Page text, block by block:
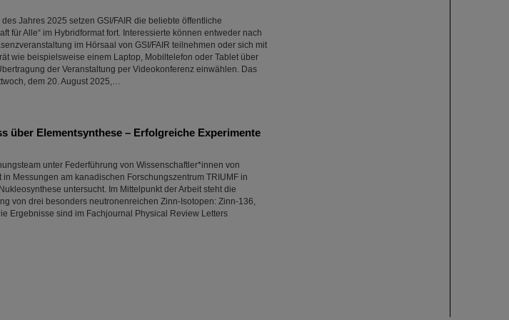
Jahres 2025 setzen GSI/FAIR die beliebte öffentliche
für Alle“ im Hybridformat fort. Interessierte können entweder nach
im Hörsaal von GSI/FAIR teilnehmen oder sich mit
wie beispielsweise einem Laptop, Mobiltelefon oder Tablet über
der Veranstaltung per Videokonferenz einwählen. Das
dem 20. August 2025,…
über Elementsynthese – Erfolgreiche Experimente
unter Federführung von Wissenschaftler*innen von
in Messungen am kanadischen Forschungszentrum TRIUMF in
untersucht. Im Mittelpunkt der Arbeit steht die
von drei besonders neutronenreichen Zinn-Isotopen: Zinn-136,
Ergebnisse sind im Fachjournal Physical Review Letters